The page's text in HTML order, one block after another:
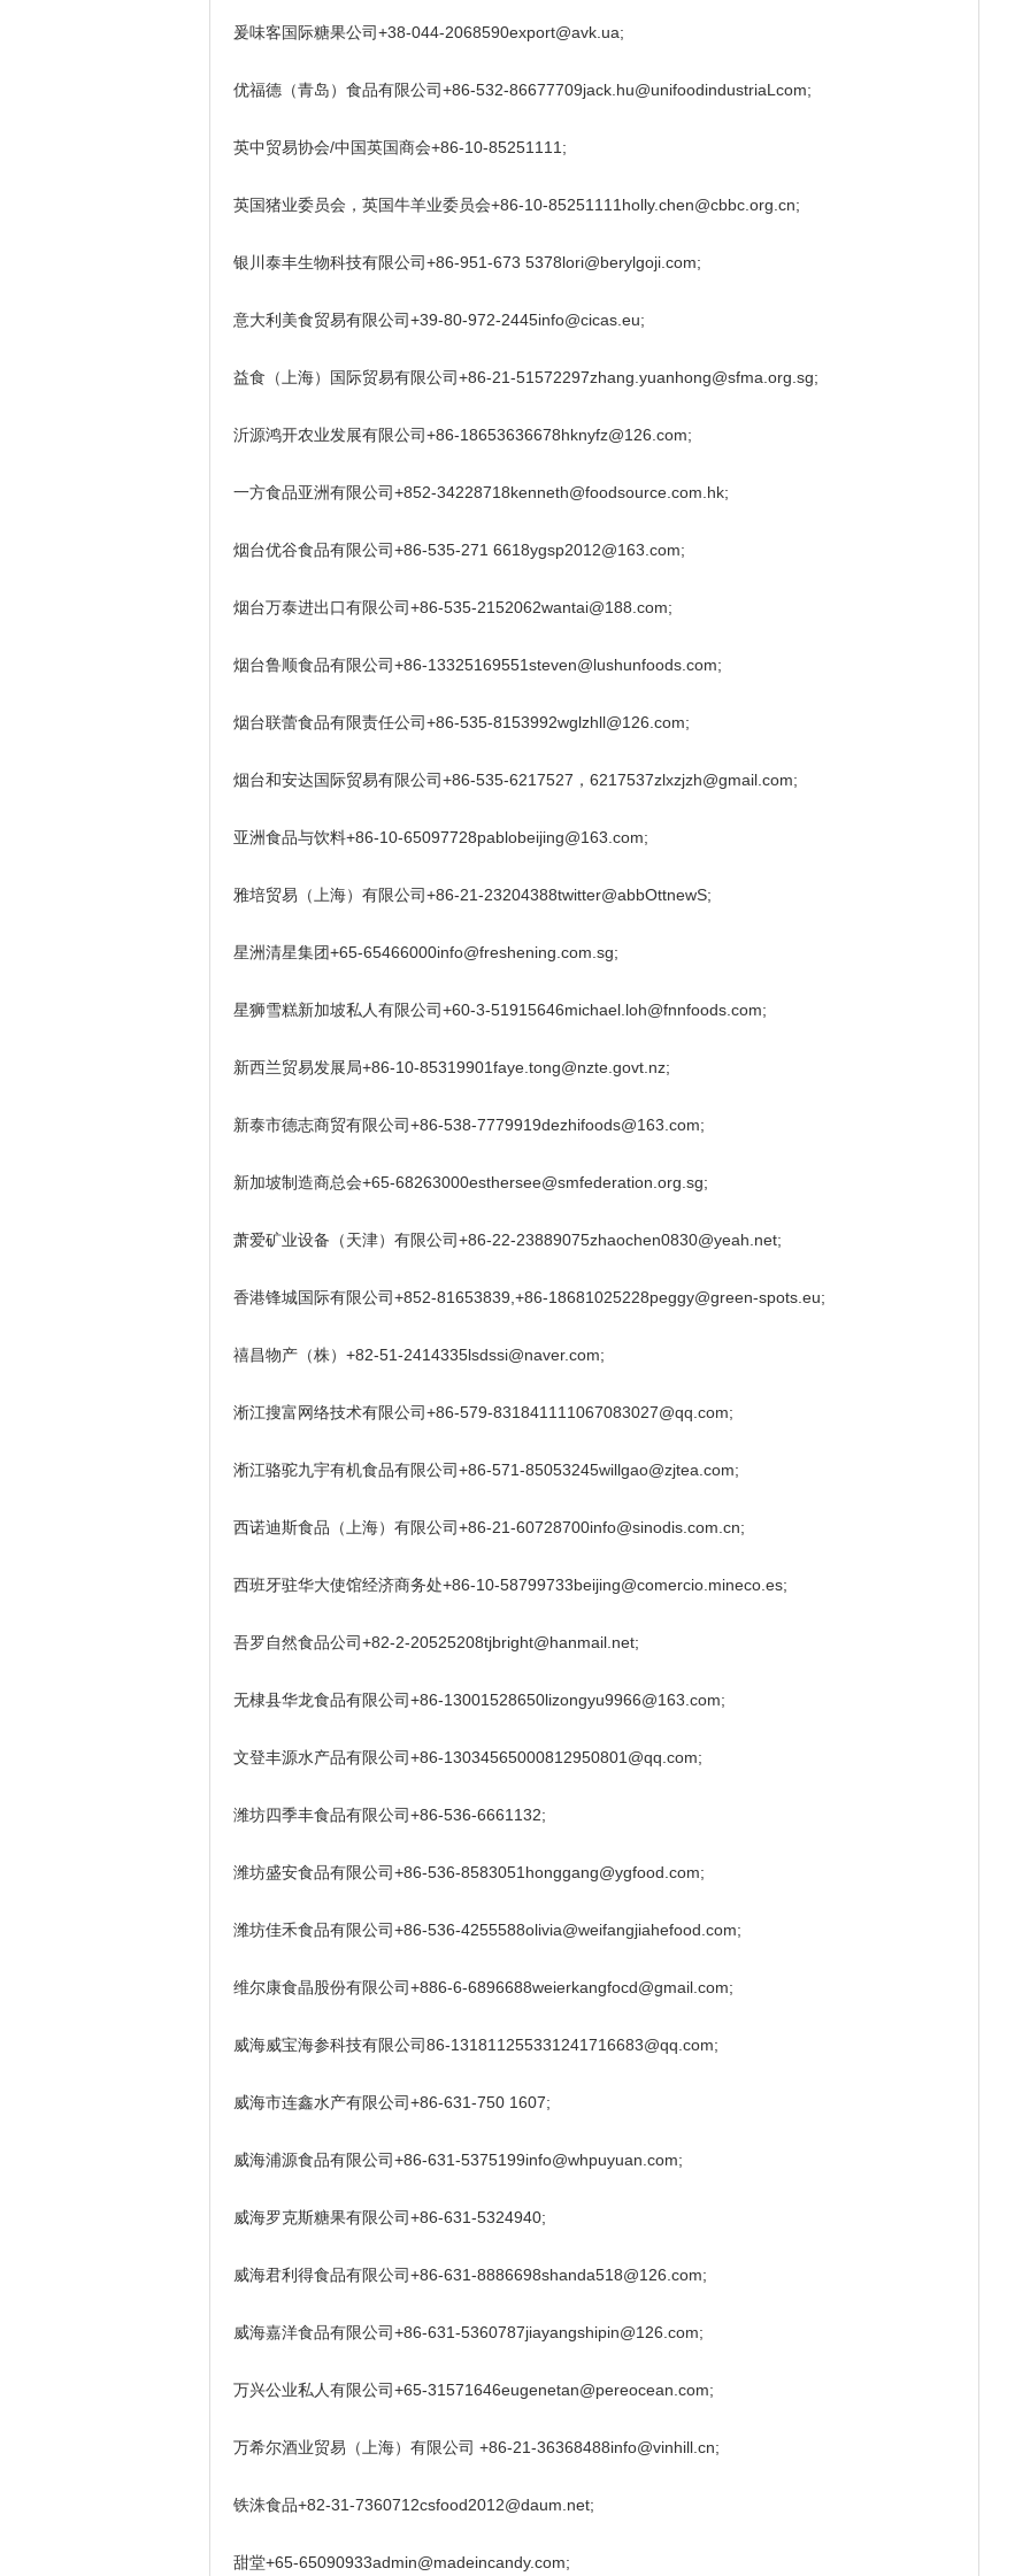
爰味客国际糖果公司+38-044-2068590export@avk.ua;
优福德（青岛）食品有限公司+86-532-86677709jack.hu@unifoodindustriaLcom;
英中贸易协会/中国英国商会+86-10-85251111;
英国猪业委员会，英国牛羊业委员会+86-10-85251111holly.chen@cbbc.org.cn;
银川泰丰生物科技有限公司+86-951-673 5378lori@berylgoji.com;
意大利美食贸易有限公司+39-80-972-2445info@cicas.eu;
益食（上海）国际贸易有限公司+86-21-51572297zhang.yuanhong@sfma.org.sg;
沂源鸿开农业发展有限公司+86-18653636678hknyfz@126.com;
一方食品亚洲有限公司+852-34228718kenneth@foodsource.com.hk;
烟台优谷食品有限公司+86-535-271 6618ygsp2012@163.com;
烟台万泰进出口有限公司+86-535-2152062wantai@188.com;
烟台鲁顺食品有限公司+86-13325169551steven@lushunfoods.com;
烟台联蕾食品有限责任公司+86-535-8153992wglzhll@126.com;
烟台和安达国际贸易有限公司+86-535-6217527，6217537zlxzjzh@gmail.com;
亚洲食品与饮料+86-10-65097728pablobeijing@163.com;
雅培贸易（上海）有限公司+86-21-23204388twitter@abbOttnewS;
星洲清星集团+65-65466000info@freshening.com.sg;
星狮雪糕新加坡私人有限公司+60-3-51915646michael.loh@fnnfoods.com;
新西兰贸易发展局+86-10-85319901faye.tong@nzte.govt.nz;
新泰市德志商贸有限公司+86-538-7779919dezhifoods@163.com;
新加坡制造商总会+65-68263000esthersee@smfederation.org.sg;
萧爱矿业设备（天津）有限公司+86-22-23889075zhaochen0830@yeah.net;
香港锋城国际有限公司+852-81653839,+86-18681025228peggy@green-spots.eu;
禧昌物产（株）+82-51-2414335lsdssi@naver.com;
淅江搜富网络技术有限公司+86-579-831841111067083027@qq.com;
淅江骆驼九宇有机食品有限公司+86-571-85053245willgao@zjtea.com;
西诺迪斯食品（上海）有限公司+86-21-60728700info@sinodis.com.cn;
西班牙驻华大使馆经济商务处+86-10-58799733beijing@comercio.mineco.es;
吾罗自然食品公司+82-2-20525208tjbright@hanmail.net;
无棣县华龙食品有限公司+86-13001528650lizongyu9966@163.com;
文登丰源水产品有限公司+86-13034565000812950801@qq.com;
潍坊四季丰食品有限公司+86-536-6661132;
潍坊盛安食品有限公司+86-536-8583051honggang@ygfood.com;
潍坊佳禾食品有限公司+86-536-4255588olivia@weifangjiahefood.com;
维尔康食晶股份有限公司+886-6-6896688weierkangfocd@gmail.com;
威海威宝海参科技有限公司86-131811255331241716683@qq.com;
威海市连鑫水产有限公司+86-631-750 1607;
威海浦源食品有限公司+86-631-5375199info@whpuyuan.com;
威海罗克斯糖果有限公司+86-631-5324940;
威海君利得食品有限公司+86-631-8886698shanda518@126.com;
威海嘉洋食品有限公司+86-631-5360787jiayangshipin@126.com;
万兴公业私人有限公司+65-31571646eugenetan@pereocean.com;
万希尔酒业贸易（上海）有限公司 +86-21-36368488info@vinhill.cn;
铁洙食品+82-31-7360712csfood2012@daum.net;
甜堂+65-65090933admin@madeincandy.com;